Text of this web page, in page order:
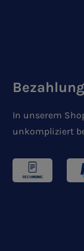
Bezahlung
In unserem
unkompliziert